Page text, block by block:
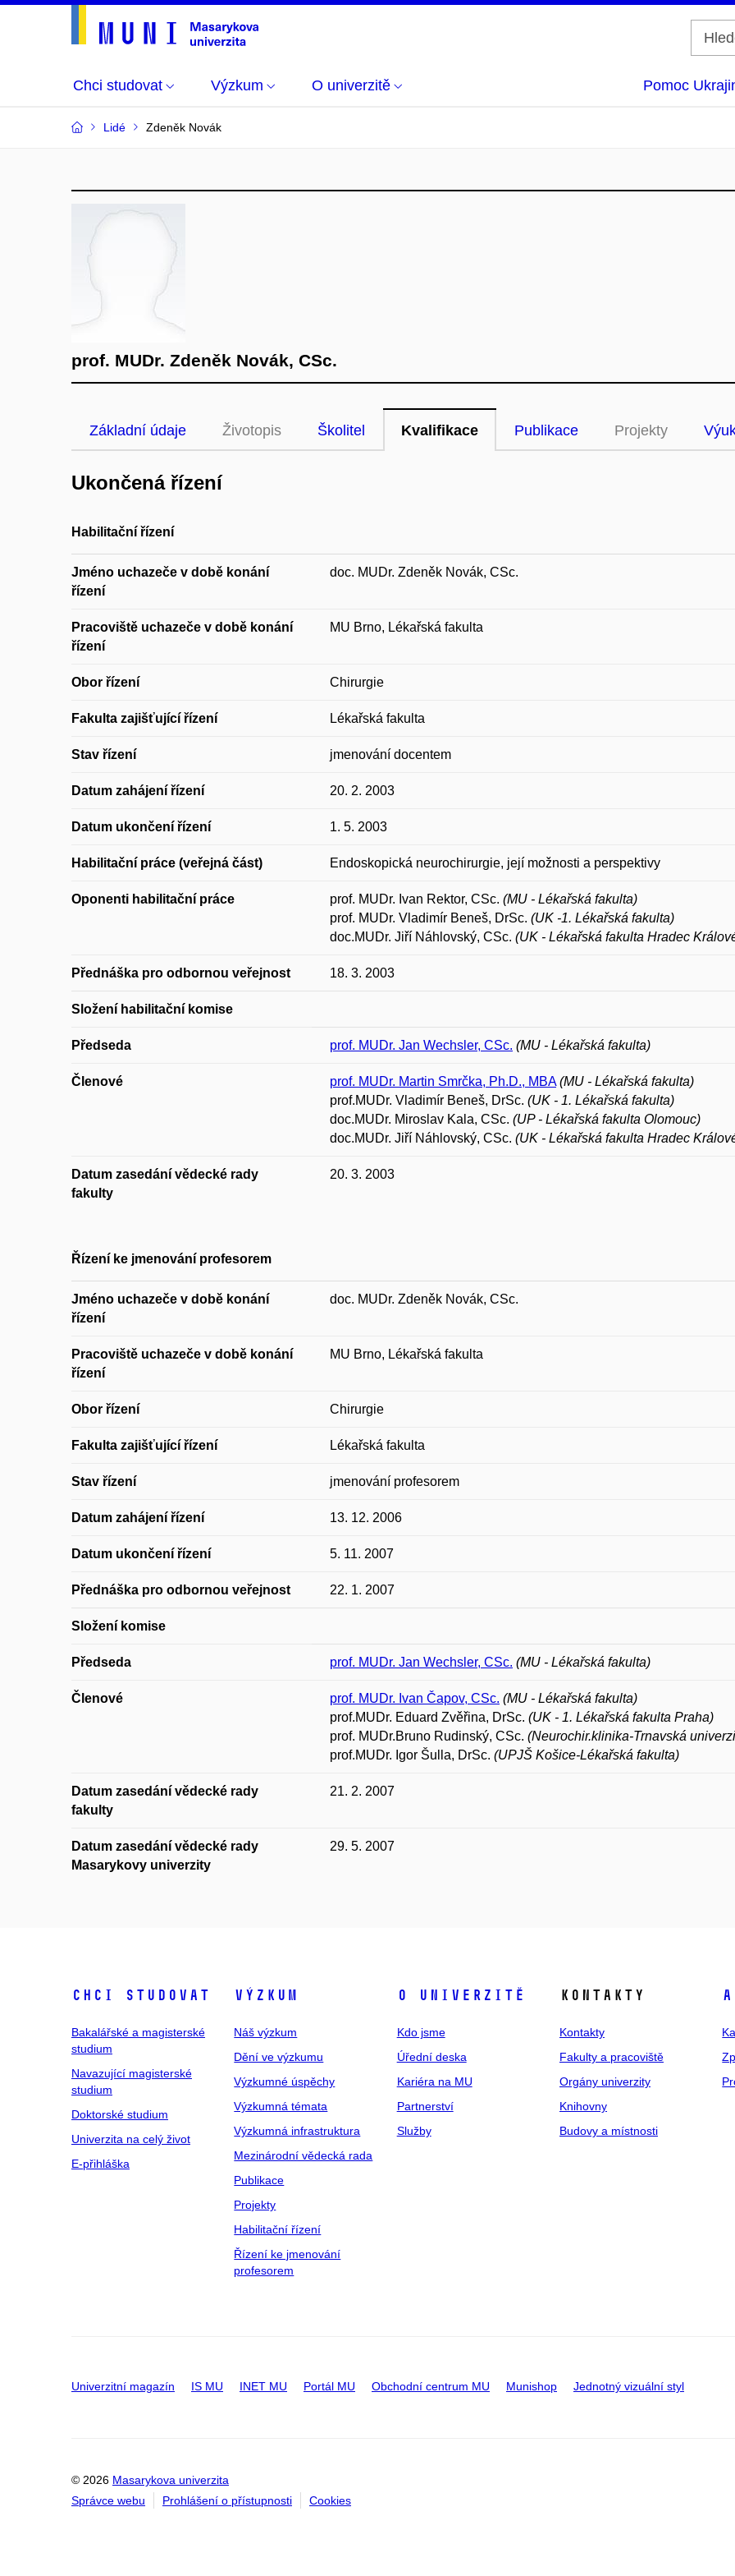
Chci studovat Výzkum O univerzitě Pomoc
Lidé Zdeněk Novák
prof. MUDr. Zdeněk Novák, CSc.
Základní údaje Životopis Školitel Kvalifikace Publikace Projekty
Ukončená řízení
Habilitační řízení
Jméno uchazeče v době konání
řízení
doc. MUDr. Zdeněk Novák, CSc.
Pracoviště uchazeče v době konání
řízení
MU Brno, Lékařská fakulta
Obor řízení Chirurgie
Fakulta zajišťující řízení Lékařská fakulta
Stav řízení jmenování docentem
Datum zahájení řízení 20. 2. 2003
Datum ukončení řízení 1. 5. 2003
Habilitační práce (veřejná část) Endoskopická neurochirurgie, její možnosti a perspektivy
Oponenti habilitační práce prof. MUDr. Ivan Rektor, CSc. (MU - Lékařská fakulta)
prof. MUDr. Vladimír Beneš, DrSc. (UK -1. Lékařská fakulta)
doc.MUDr. Jiří Náhlovský, CSc. (UK - Lékařská fakulta Hradec
Přednáška pro odbornou veřejnost 18. 3. 2003
Složení habilitační komise
Předseda prof. MUDr. Jan Wechsler, CSc. (MU - Lékařská fakulta)
Členové prof. MUDr. Martin Smrčka, Ph.D., MBA (MU - Lékařská fakulta)
prof.MUDr. Vladimír Beneš, DrSc. (UK - 1. Lékařská fakulta)
doc.MUDr. Miroslav Kala, CSc. (UP - Lékařská fakulta Olomouc)
doc.MUDr. Jiří Náhlovský, CSc. (UK - Lékařská fakulta Hradec
Datum zasedání vědecké rady
fakulty
20. 3. 2003
Řízení ke jmenování profesorem
Jméno uchazeče v době konání
řízení
doc. MUDr. Zdeněk Novák, CSc.
Pracoviště uchazeče v době konání
řízení
MU Brno, Lékařská fakulta
Obor řízení Chirurgie
Fakulta zajišťující řízení Lékařská fakulta
Stav řízení jmenování profesorem
Datum zahájení řízení 13. 12. 2006
Datum ukončení řízení 5. 11. 2007
Přednáška pro odbornou veřejnost 22. 1. 2007
Složení komise
Předseda prof. MUDr. Jan Wechsler, CSc. (MU - Lékařská fakulta)
Členové prof. MUDr. Ivan Čapov, CSc. (MU - Lékařská fakulta)
prof.MUDr. Eduard Zvěřina, DrSc. (UK - 1. Lékařská fakulta Praha)
prof. MUDr.Bruno Rudinský, CSc. (Neurochir.klinika-Trnavská
prof.MUDr. Igor Šulla, DrSc. (UPJŠ Košice-Lékařská fakulta)
Datum zasedání vědecké rady
fakulty
21. 2. 2007
Datum zasedání vědecké rady
Masarykovy univerzity
29. 5. 2007
Chci studovat
Bakalářské a magisterské
studium
Navazující magisterské
studium
Doktorské studium
Univerzita na celý život
E-přihláška
Výzkum
Náš výzkum
Dění ve výzkumu
Výzkumné úspěchy
Výzkumná témata
Výzkumná infrastruktura
Mezinárodní vědecká rada
Publikace
Projekty
Habilitační řízení
Řízení ke jmenování
profesorem
O univerzitě
Kdo jsme
Úřední deska
Kariéra na MU
Partnerství
Služby
Kontakty
Kontakty
Fakulty a pracoviště
Orgány univerzity
Knihovny
Budovy a místnosti
Univerzitní magazín IS MU INET MU Portál MU Obchodní centrum MU Munishop Jednotný vizuální styl
© 2026 Masarykova univerzita
Správce webu
Prohlášení o přístupnosti Cookies